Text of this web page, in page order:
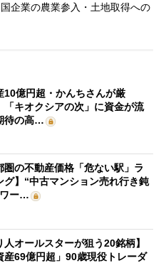
企業の農業参入・土地取得への
10億円超・かんちさんが厳
「キオクシアの次」に資金が流
待の高…
圏の不動産価格「危ない駅」ラ
グ】“中古マンション売れ行き鈍
ー…
人オールスターが狙う20銘柄】
産69億円超」90歳現役トレーダ